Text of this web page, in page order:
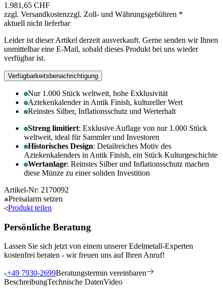
1.981,65 CHF
zzgl. Versandkostenzzgl. Zoll- und Währungsgebühren *
aktuell nicht lieferbar
Leider ist dieser Artikel derzeit ausverkauft. Gerne senden wir Ihnen
unmittelbar eine E-Mail, sobald dieses Produkt bei uns wieder
verfügbar ist.
Verfügbarkeitsbenachrichtigung
Nur 1.000 Stück weltweit, hohe Exklusivität
Aztekenkalender in Antik Finish, kultureller Wert
Reinstes Silber, Inflationsschutz und Werterhalt
Streng limitiert: Exklusive Auflage von nur 1.000 Stück
weltweit, ideal für Sammler und Investoren
Historisches Design: Detailreiches Motiv des
Aztekenkalenders in Antik Finish, ein Stück Kulturgeschichte
Wertanlage: Reinstes Silber und Inflationsschutz machen
diese Münze zu einer soliden Investition
Artikel-Nr: 2170092
Preisalarm setzen
Produkt teilen
Persönliche Beratung
Lassen Sie sich jetzt von einem unserer Edelmetall-Experten
kostenfrei beraten - wir freuen uns auf Ihren Anruf!
+49 7930-2699Beratungstermin vereinbaren
BeschreibungTechnische DatenVideo